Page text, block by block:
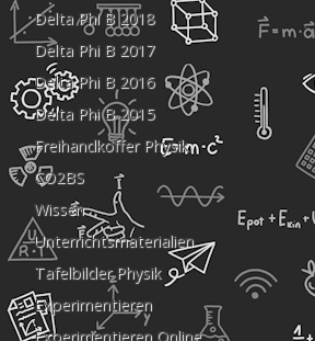
Delta Phi B 2018
Delta Phi B 2017
Delta Phi B 2016
Delta Phi B 2015
Freihandkoffer Physik
CO2BS
Wissen
Unterrichtsmaterialien
Tafelbilder Physik
Experimentieren
Experimentieren Online